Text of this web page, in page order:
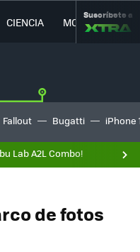
CIENCIA MOVILIDAD
Suscríbete a
Fallout Bugatti iPhone
Lab A2L Combo!
de fotos